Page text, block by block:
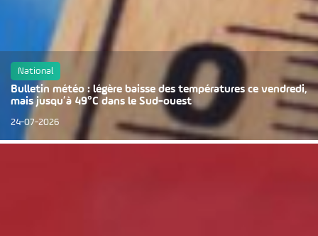
National
Bulletin météo : légère baisse des températures ce vendredi,
mais jusqu’à 49°C dans le Sud-ouest
24-07-2026